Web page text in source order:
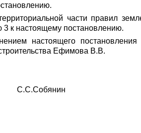
части правил
3 к настоящему постановлению.
настоящего
Ефимова В.В.